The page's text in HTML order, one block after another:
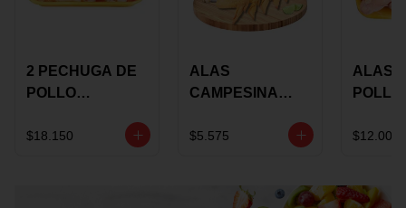
2 PECHUGA DE
POLLO
MARINADA X
$18.150
ALAS
CAMPESINA
COSTILLAR A
$5.575
ALAS
POLLO
$12.000